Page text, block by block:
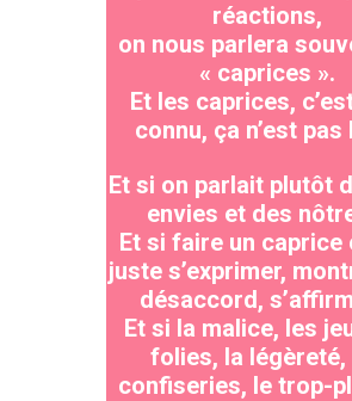
réactions,
on nous parlera
« caprices ».
Et les caprices,
connu, ça n’est pas
Et si on parlait plutôt
envies et des
Et si faire un caprice
juste s’exprimer,
désaccord,
Et si la malice, les
folies, la légèreté,
confiseries, le trop-